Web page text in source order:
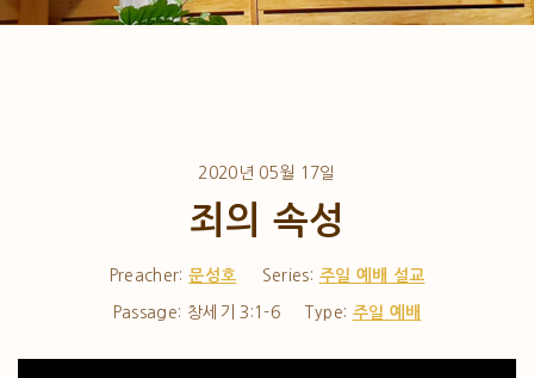
2020년 05월 17일
죄의 속성
Preacher: 문성호 Series: 주일 예배 설교
Passage: 창세기 3:1-6 Type: 주일 예배